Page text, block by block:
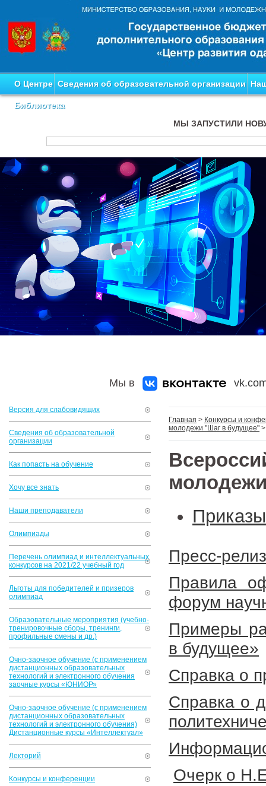
О Центре Сведения об образовательной организации
Библиотека
МЫ ЗАПУСТИЛИ
Мы в
Версия для слабовидящих
Сведения об образовательной
организации
Как попасть на обучение
Хочу все знать
Наши преподаватели
Олимпиады
Перечень олимпиад и интеллектуальных
конкурсов на 2021/22 учебный год
Льготы для победителей и призеров
олимпиад
Образовательные мероприятия (учебно-
тренировочные сборы, тренинги,
профильные смены и др.)
Очно-заочное обучение (с применением
дистанционных образовательных
технологий и электронного обучения
заочные курсы «ЮНИОР»
Очно-заочное обучение (с применением
дистанционных образовательных
технологий и электронного обучения)
Дистанционные курсы «Интеллектуал»
Лекторий
Конкурсы и конференции
Главная > Конкурсы и
молодежи "Шаг в будущее" >
Пресс-
Правила
форум
Примеры
в будущее»
Справка о
Справка о
Очерк о